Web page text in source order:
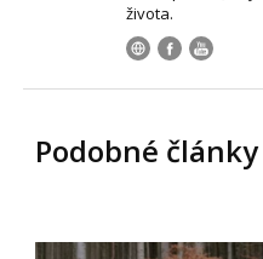
života.
Podobné články